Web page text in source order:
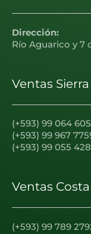
Dirección:
Río Aguarico y 7
Ventas
(+593) 99 064
(+593) 99 967
(+593) 99 055
Ventas
(+593) 99 789